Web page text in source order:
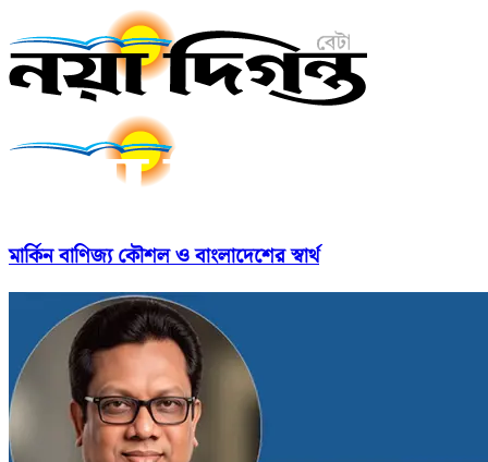
মার্কিন বাণিজ্য কৌশল ও বাংলাদেশের স্বার্থ